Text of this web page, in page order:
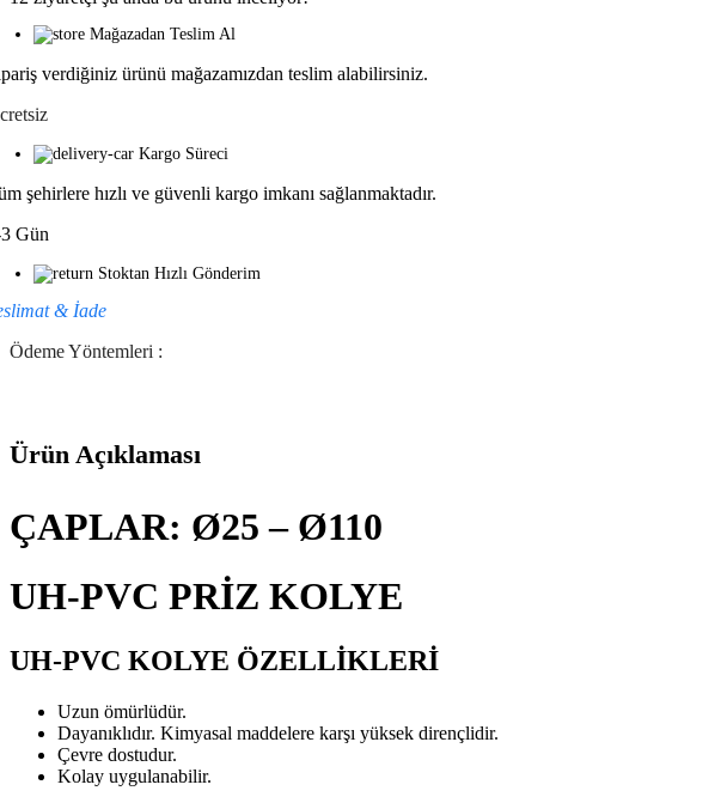
Mağazadan Teslim Al
verdiğiniz ürünü mağazamızdan teslim alabilirsiniz.
Kargo Süreci
şehirlere hızlı ve güvenli kargo imkanı sağlanmaktadır.
Gün
Stoktan Hızlı Gönderim
& İade
Ödeme Yöntemleri :
Ürün Açıklaması
ÇAPLAR: Ø25 – Ø110
UH-PVC PRİZ KOLYE
UH-PVC KOLYE ÖZELLİKLERİ
Uzun ömürlüdür.
Dayanıklıdır. Kimyasal maddelere karşı yüksek dirençlidir.
Çevre dostudur.
Kolay uygulanabilir.